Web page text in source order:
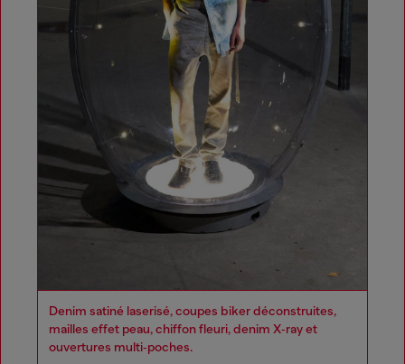
Denim satiné laserisé, coupes biker déconstruites,
mailles effet peau, chiffon fleuri, denim X‑ray et
ouvertures multi‑poches.